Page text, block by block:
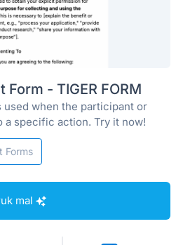
- TIGER FORM
when the participant or
a specific action. Try it now!
Forms
mal